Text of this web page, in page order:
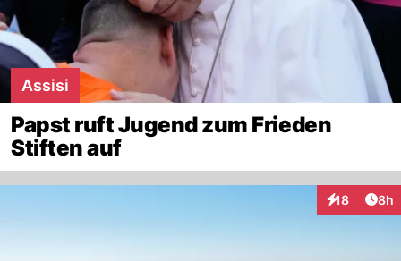
Assisi
Papst ruft Jugend zum Frieden
Stiften auf
18
Interaktionen
8h